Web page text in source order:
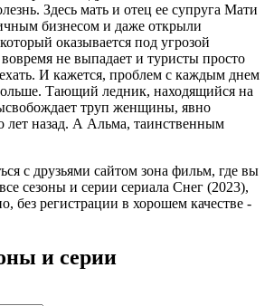
Здесь мать и отец ее супруга Мати
бизнесом и даже открыли
оказывается под угрозой
не выпадает и туристы просто
И кажется, проблем с каждым днем
Тающий ледник, находящийся на
труп женщины, явно
лет назад. А Альма, таинственным
с друзьями сайтом зона фильм, где вы
сезоны и серии сериала Снег (2023),
без регистрации в хорошем качестве -
и серии